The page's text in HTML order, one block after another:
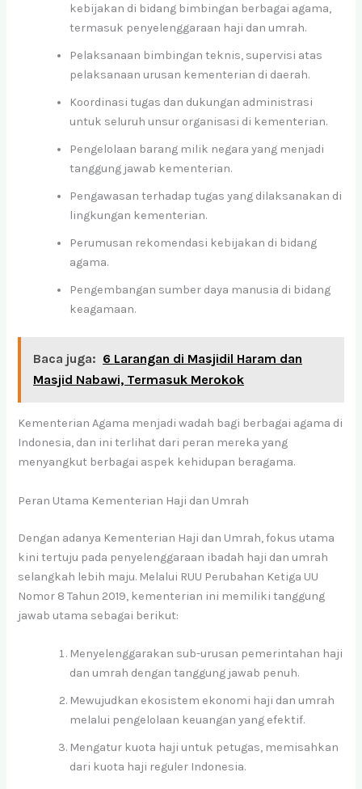
kebijakan di bidang bimbingan berbagai agama,
termasuk penyelenggaraan haji dan umrah.
Pelaksanaan bimbingan teknis, supervisi atas
pelaksanaan urusan kementerian di daerah.
Koordinasi tugas dan dukungan administrasi
untuk seluruh unsur organisasi di kementerian.
Pengelolaan barang milik negara yang menjadi
tanggung jawab kementerian.
Pengawasan terhadap tugas yang dilaksanakan di
lingkungan kementerian.
Perumusan rekomendasi kebijakan di bidang
agama.
Pengembangan sumber daya manusia di bidang
keagamaan.
Baca juga: 6 Larangan di Masjidil Haram dan
Masjid Nabawi, Termasuk Merokok
Kementerian Agama menjadi wadah bagi berbagai agama di
Indonesia, dan ini terlihat dari peran mereka yang
menyangkut berbagai aspek kehidupan beragama.
Peran Utama Kementerian Haji dan Umrah
Dengan adanya Kementerian Haji dan Umrah, fokus utama
kini tertuju pada penyelenggaraan ibadah haji dan umrah
selangkah lebih maju. Melalui RUU Perubahan Ketiga UU
Nomor 8 Tahun 2019, kementerian ini memiliki tanggung
jawab utama sebagai berikut:
Menyelenggarakan sub-urusan pemerintahan haji
dan umrah dengan tanggung jawab penuh.
Mewujudkan ekosistem ekonomi haji dan umrah
melalui pengelolaan keuangan yang efektif.
Mengatur kuota haji untuk petugas, memisahkan
dari kuota haji reguler Indonesia.